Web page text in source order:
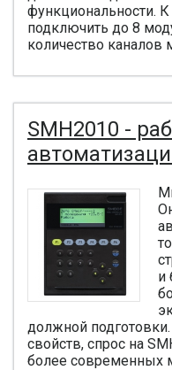
функциональности.
подключить до 8
количество каналов
SMH2010 -
и
должной
свойств, спрос на
более современных